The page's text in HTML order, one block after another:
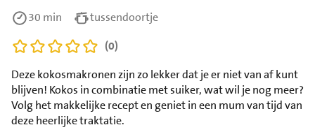
Deze kokosmakronen zijn zo lekker dat je er niet van af kunt
blijven! Kokos in combinatie met suiker, wat wil je nog meer?
Volg het makkelijke recept en geniet in een mum van tijd van
deze heerlijke traktatie.
30 min
tussendoortje
(0)